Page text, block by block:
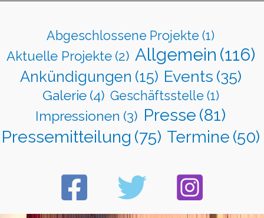
Abgeschlossene Projekte (1)
Aktuelle Projekte (2) Allgemein (116)
Ankündigungen (15) Events (35)
Galerie (4) Geschäftsstelle (1)
Impressionen (3) Presse (81)
Pressemitteilung (75) Termine (50)